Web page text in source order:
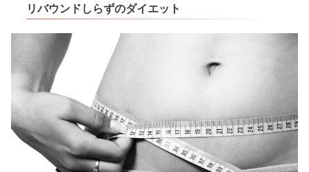
リバウンドしらずのダイエット